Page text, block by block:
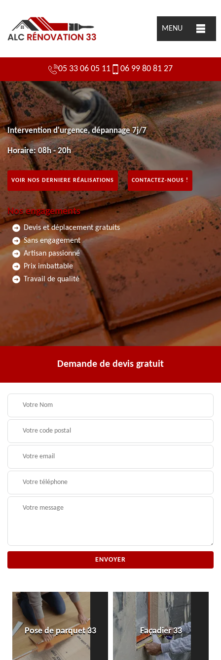
MENU
05 33 06 05 11 06 99 80 81 27
Intervention d'urgence, dépannage 7j/7
Horaire: 08h - 20h
VOIR NOS DERNIERE RÉALISATIONS CONTACTEZ-NOUS !
Nos engagements
Devis et déplacement gratuits
Sans engagement
Artisan passionné
Prix imbattable
Travail de qualité
Demande de devis gratuit
Pose de parquet 33 Façadier 33